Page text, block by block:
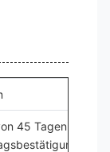
45 Tagen